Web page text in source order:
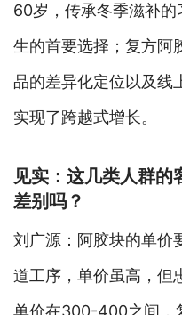
60岁，传承冬季滋补
生的首要选择；复方阿
品的差异化定位以及线
实现了跨越式增长。
见实：这几类人群的
差别吗？
刘广源：阿胶块的单价
道工序，单价虽高，但
单价在300-400之间，